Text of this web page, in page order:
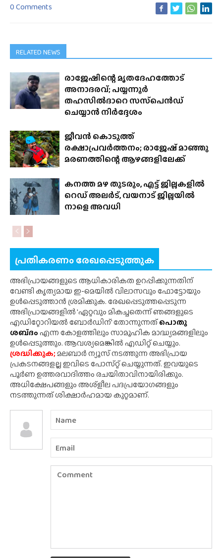
0 Comments
RELATED NEWS
രാജേഷിന്റെ മൃതദേഹത്തോട്
അനാദരവ്; പയ്യന്നൂർ
തഹസിൽദാറെ സസ്‌പെൻഡ്
ചെയ്യാൻ നിർദ്ദേശം
ജീവൻ കൊടുത്ത്
രക്ഷാപ്രവർത്തനം; രാജേഷ് മാഞ്ഞു
മരണത്തിന്റെ ആഴങ്ങളിലേക്ക്
കനത്ത മഴ തുടരും, എട്ട് ജില്ലകളിൽ
റെഡ് അലർട്, വയനാട് ജില്ലയിൽ
നാളെ അവധി
പ്രതികരണം രേഖപ്പെടുത്തുക
അഭിപ്രായങ്ങളുടെ ആധികാരികത ഉറപ്പിക്കുന്നതിന്
വേണ്ടി കൃത്യമായ ഇ-മെയിൽ വിലാസവും ഫോട്ടോയും
ഉൾപ്പെടുത്താൻ ശ്രമിക്കുക. രേഖപ്പെടുത്തപ്പെടുന്ന
അഭിപ്രായങ്ങളിൽ 'ഏറ്റവും മികച്ചതെന്ന് ഞങ്ങളുടെ
എഡിറ്റോറിയൽ ബോർഡിന്' തോന്നുന്നത്പൊതു
ശബ്‌ദംഎന്ന കോളത്തിലും സാമൂഹിക മാദ്ധ്യമങ്ങളിലും
ഉൾപ്പെടുത്തും. ആവശ്യമെങ്കിൽ എഡിറ്റ് ചെയ്യും.
ശ്രദ്ധിക്കുക;മലബാർ ന്യൂസ് നടത്തുന്ന അഭിപ്രായ
പ്രകടനങ്ങളല്ല ഇവിടെ പോസ്‌റ്റ് ചെയ്യുന്നത്. ഇവയുടെ
പൂർണ ഉത്തരവാദിത്തം രചയിതാവിനായിരിക്കും.
അധിക്ഷേപങ്ങളും അശ്‌ളീല പദപ്രയോഗങ്ങളും
നടത്തുന്നത് ശിക്ഷാർഹമായ കുറ്റമാണ്.